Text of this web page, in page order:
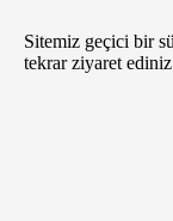
Sitemiz geçici bir
tekrar ziyaret